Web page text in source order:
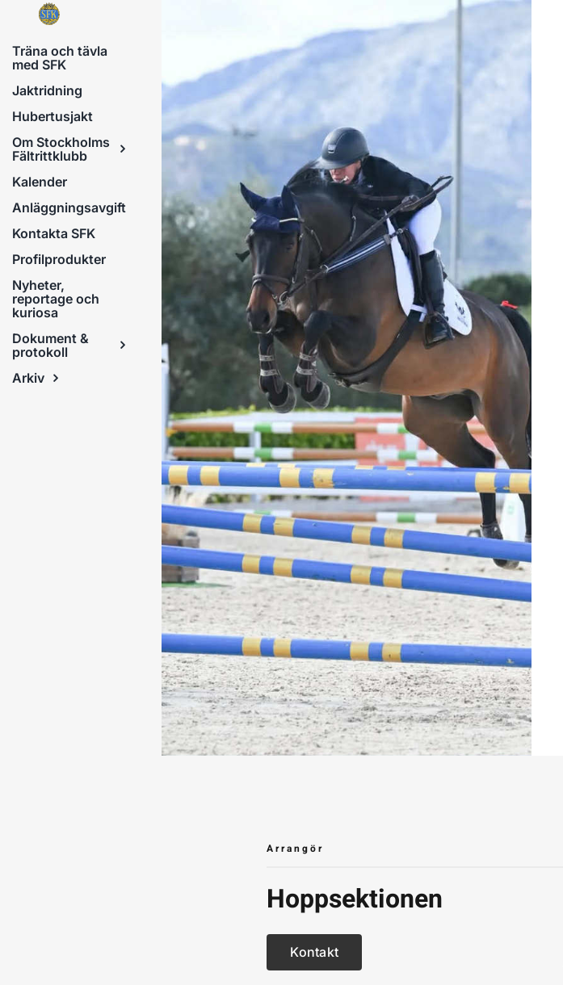
Fortsätt
innehållet
Träna och tävla
med SFK
Jaktridning
Hubertusjakt
Om Stockholms
Fältrittklubb
Kalender
Anläggningsavgift
Kontakta SFK
Profilprodukter
Nyheter,
reportage och
kuriosa
Dokument &
protokoll
Arkiv
Arrangör
Hoppsektionen
Kontakt